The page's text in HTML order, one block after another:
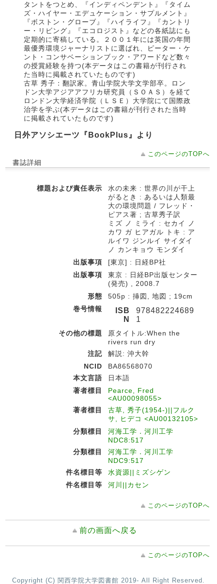
タントをつとめ、『インディペンデント』『タイム
ズ・ハイヤー・エデュケーション・サプルメント』
『ボストン・グローブ』『ハイライフ』『カントリ
ー・リビング』『エコロジスト』などの各紙誌にも
定期的に寄稿している。２００１年には英国の年間
最優秀環境ジャーナリストに選ばれ、ピーター・ケ
ント・コンサベーションブック・アワードなど数々
の授賞経験を持つ(本データはこの書籍が刊行され
た当時に掲載されていたものです)
古草 秀子：翻訳家。青山学院大学文学部卒。ロン
ドン大学アジアアフリカ研究員（ＳＯＡＳ）を経て
ロンドン大学経済学院（ＬＳＥ）大学院にて国際政
治学を学ぶ(本データはこの書籍が刊行された当時
に掲載されていたものです)
日外アソシエーツ『BookPlus』より
このページのTOPへ
書誌詳細
標題および責任表示
水の未来 : 世界の川が干上
がるとき : あるいは人類最
大の環境問題 / フレッド・
ピアス著 ; 古草秀子訳
ミズ ノ ミライ : セカイ ノ
カワ ガ ヒアガル トキ : ア
ルイワ ジンルイ サイダイ
ノ カンキョウ モンダイ
出版事項
[東京] : 日経BP社
出版事項
東京 : 日経BP出版センター
(発売) , 2008.7
形態
505p : 挿図, 地図 ; 19cm
巻号情報
ISB
N
978482224689
1
その他の標題
原タイトル:When the
rivers run dry
注記
解説: 沖大幹
NCID
BA86568070
本文言語
日本語
著者標目
Pearce, Fred
<AU00098055>
著者標目
古草, 秀子(1954-)||フルク
サ, ヒデコ <AU00132105>
分類標目
河海工学．河川工学
NDC8:517
分類標目
河海工学．河川工学
NDC9:517
件名標目等
水資源||ミズシゲン
件名標目等
河川||カセン
このページのTOPへ
前の画面へ戻る
このページのTOPへ
Copyright (C) 関西学院大学図書館 2019- All Right Reserved.